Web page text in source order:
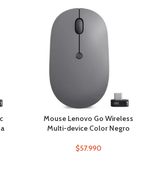
Mouse Lenovo Go Wireless
Multi-device Color Negro
$57.990